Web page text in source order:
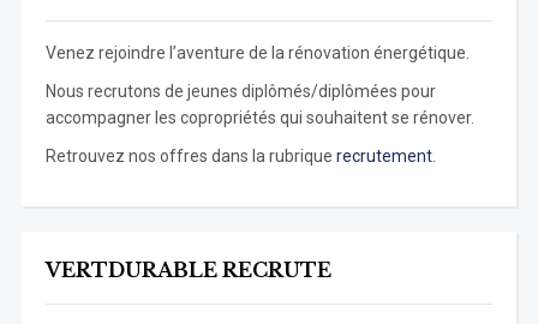
Venez rejoindre l’aventure de la rénovation énergétique.
Nous recrutons de jeunes diplômés/diplômées pour
accompagner les copropriétés qui souhaitent se rénover.
Retrouvez nos offres dans la rubrique recrutement.
VERTDURABLE RECRUTE